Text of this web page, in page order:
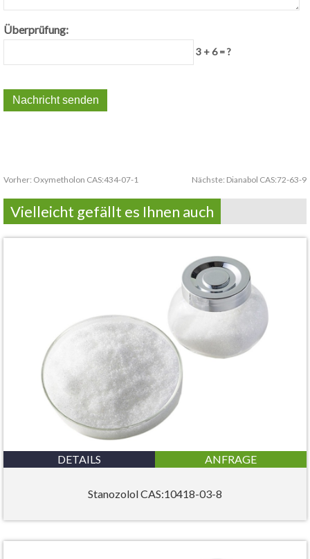
Überprüfung:
3 + 6 = ?
Vorher: Oxymetholon CAS:434-07-1 Nächste: Dianabol CAS:72-63-9
Vielleicht gefällt es Ihnen auch
DETAILS ANFRAGE
Stanozolol CAS:10418-03-8